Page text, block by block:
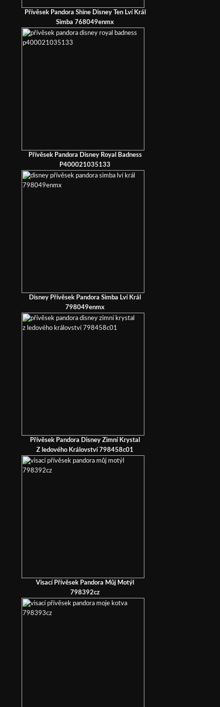
Přívěsek Pandora Shine Disney Ten Lví Král
Simba 768049enmx
Přívěsek Pandora Disney Royal Badness
P400021035133
Disney Přívěsek Pandora Simba Lví Král
798049enmx
Přívěsek Pandora Disney Zimní Krystal
Z ledového Království 798458c01
Visací Přívěsek Pandora Můj Motýl
798392cz